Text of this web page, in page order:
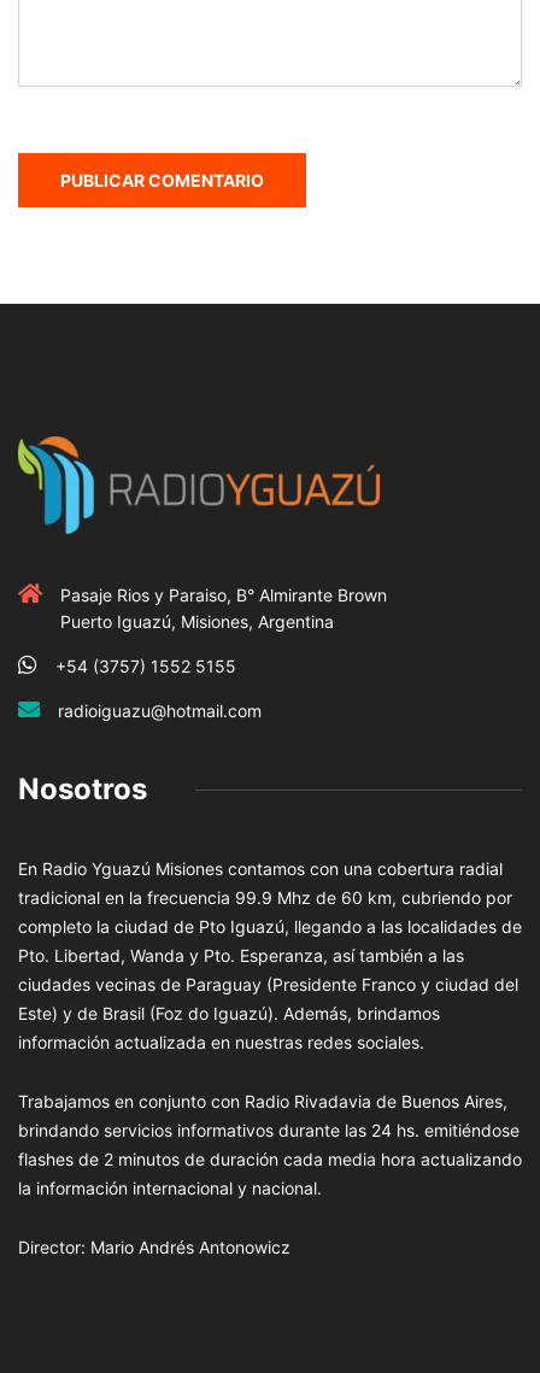
Pasaje Rios y Paraiso, B° Almirante Brown
Puerto Iguazú, Misiones, Argentina
+54 (3757) 1552 5155
radioiguazu@hotmail.com
Nosotros
En Radio Yguazú Misiones contamos con una cobertura radial
tradicional en la frecuencia 99.9 Mhz de 60 km, cubriendo por
completo la ciudad de Pto Iguazú, llegando a las localidades de
Pto. Libertad, Wanda y Pto. Esperanza, así también a las
ciudades vecinas de Paraguay (Presidente Franco y ciudad del
Este) y de Brasil (Foz do Iguazú). Además, brindamos
información actualizada en nuestras redes sociales.
Trabajamos en conjunto con Radio Rivadavia de Buenos Aires,
brindando servicios informativos durante las 24 hs. emitiéndose
flashes de 2 minutos de duración cada media hora actualizando
la información internacional y nacional.
Director: Mario Andrés Antonowicz